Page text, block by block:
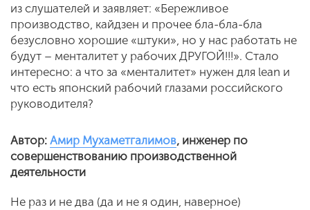
из слушателей и заявляет: «Бережливое
производство, кайдзен и прочее бла-бла-бла
безусловно хорошие «штуки», но у нас работать не
будут – менталитет у рабочих ДРУГОЙ!!!». Стало
интересно: а что за «менталитет» нужен для lean и
что есть японский рабочий глазами российского
руководителя?
Автор: Амир Мухаметгалимов, инженер по
совершенствованию производственной
деятельности
Не раз и не два (да и не я один, наверное)